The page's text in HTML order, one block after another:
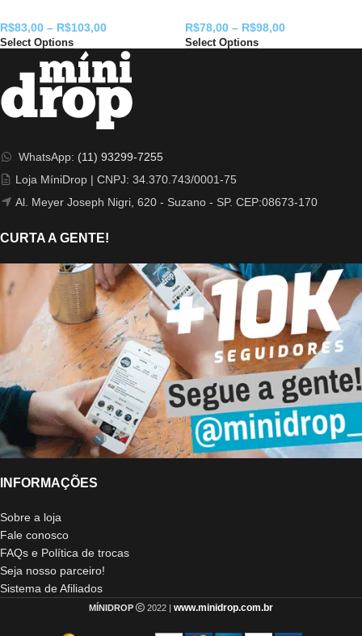
R$83,00 – R$103,00
Select Options
R$78,00 – R$98,00
Select Options
WhatsApp: (11) 93299-7255
Loja MíniDrop | CNPJ: 34.370.743/0001-75
Al. Meyer Joseph Nigri, 620 - Suzano - SP. CEP:08673-170
CURTA A GENTE!
INFORMAÇÕES
Sobre a loja
Fale conosco
FAQs e Política de trocas
Seja nosso parceiro!
Sistema de Afiliados
MÍNIDROP 2022 | www.minidrop.com.br